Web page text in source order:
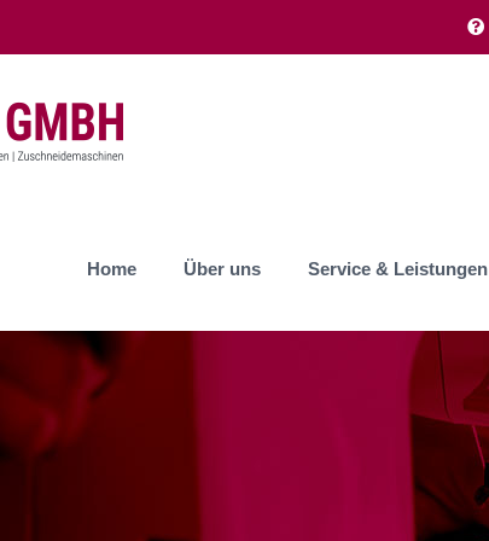
Home Über uns Service & Leistungen